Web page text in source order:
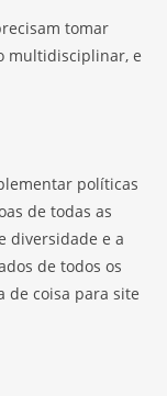
tomar
multidisciplinar, e
políticas
de todas as
diversidade e a
de todos os
de coisa para site